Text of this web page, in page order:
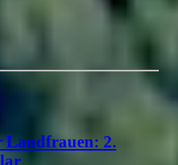
Landfrauen: 2.